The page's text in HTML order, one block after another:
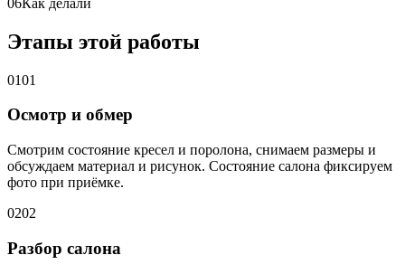
Этапы этой работы
0101
Осмотр и обмер
Смотрим состояние кресел и поролона, снимаем размеры и
обсуждаем материал и рисунок. Состояние салона фиксируем
фото при приёмке.
0202
Разбор салона